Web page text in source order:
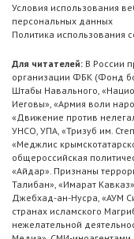
Условия использования
персональных данных
Политика использования
Для читателей: В России
организации ФБК (Фонд
Штабы Навального,
Иеговы», «Армия воли
«Движение против
УНСО, УПА, «Тризуб им.
«Меджлис
общероссийская
«Айдар». Признаны
Талибан», «Имарат
Джебхад-ан-Нусра, «АУМ
странах исламского
нежелательной